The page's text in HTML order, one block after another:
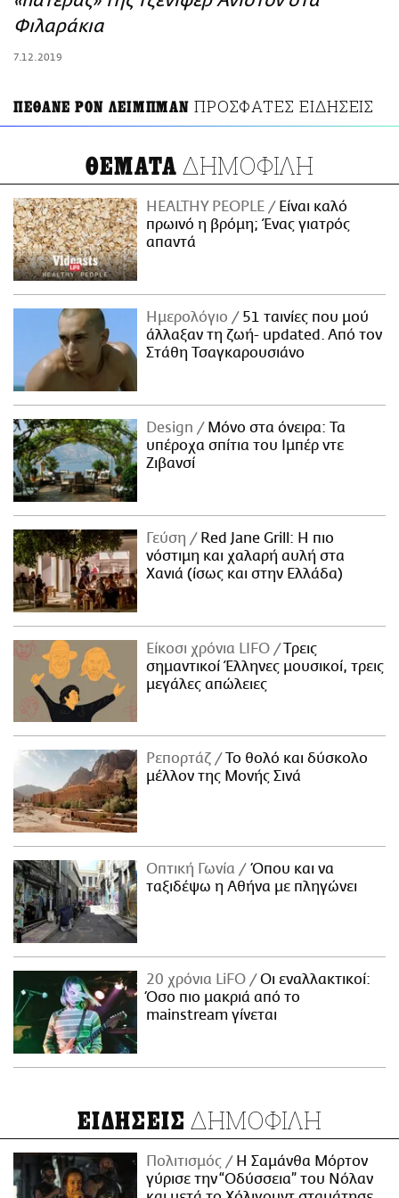
ΑΜΠΑ
Φιλαράκια
7.12.2019
ΠΕΘΑΝΕ ΡΟΝ ΛΕΙΜΠΜΑΝ ΠΡΟΣΦΑΤΕΣ ΕΙΔΗΣΕΙΣ
ΘΕΜΑΤΑ ΔΗΜΟΦΙΛΗ
HEALTHY PEOPLE
Είναι καλό
πρωινό η βρόμη; Ένας γιατρός
απαντά
Ημερολόγιο
51 ταινίες που μού
άλλαξαν τη ζωή- updated. Aπό τον
Στάθη Τσαγκαρουσιάνο
Design
Μόνο στα όνειρα: Τα
υπέροχα σπίτια του Ιμπέρ ντε
Ζιβανσί
Γεύση
Red Jane Grill: Η πιο
νόστιμη και χαλαρή αυλή στα
Χανιά (ίσως και στην Ελλάδα)
Είκοσι χρόνια LIFO
Tρεις
σημαντικοί Έλληνες μουσικοί, τρεις
μεγάλες απώλειες
Ρεπορτάζ
Το θολό και δύσκολο
μέλλον της Μονής Σινά
Οπτική Γωνία
Όπου και να
ταξιδέψω η Αθήνα με πληγώνει
20 χρόνια LiFO
Οι εναλλακτικοί:
Όσο πιο μακριά από το
mainstream γίνεται
ΕΙΔΗΣΕΙΣ ΔΗΜΟΦΙΛΗ
Πολιτισμός
Η Σαμάνθα Μόρτον
γύρισε την “Οδύσσεια” του Νόλαν